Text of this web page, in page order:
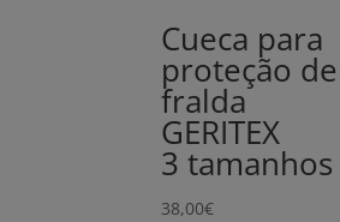
Cueca para
proteção de
fralda
GERITEX
3 tamanhos
38,00€